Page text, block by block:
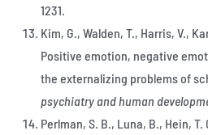
1231.
Kim, G., Walden, T., Harris, V.,
Positive emotion, negative
the externalizing problems of
psychiatry and human
Perlman, S. B., Luna, B., Hein, T.